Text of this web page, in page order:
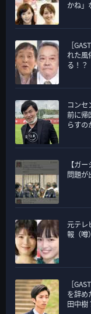
かね」
［
れた風
る！？
コン
前に帰
らすの
【ガ
問題が
元テレ
報（噂
［
を辞め
田中樹